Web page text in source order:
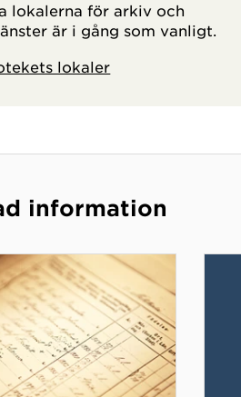
lokalerna för arkiv och
är i gång som vanligt.
lokaler
information